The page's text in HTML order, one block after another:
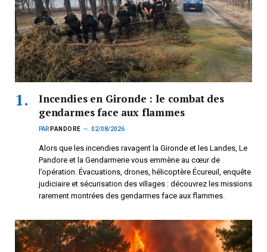
Incendies en Gironde : le combat des
gendarmes face aux flammes
PAR PANDORE 02/08/2026
Alors que les incendies ravagent la Gironde et les Landes, Le
Pandore et la Gendarmerie vous emmène au cœur de
l’opération. Évacuations, drones, hélicoptère Écureuil, enquête
judiciaire et sécurisation des villages : découvrez les missions
rarement montrées des gendarmes face aux flammes.